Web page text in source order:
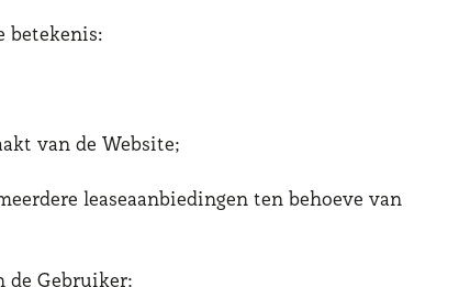
betekenis:
van de Website;
leaseaanbiedingen ten behoeve van
de Gebruiker;